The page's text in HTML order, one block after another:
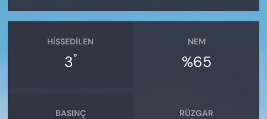
HISSEDILEN
3°
NEM
%65
BASINÇ RÜZGAR